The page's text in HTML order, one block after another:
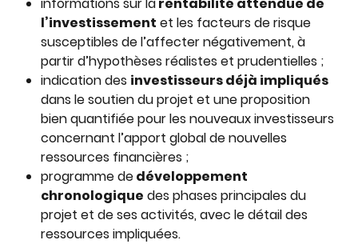
l’investissement et les facteurs de risque
susceptibles de l’affecter négativement, à
partir d’hypothèses réalistes et prudentielles ;
indication des investisseurs déjà impliqués
dans le soutien du projet et une proposition
bien quantifiée pour les nouveaux investisseurs
concernant l’apport global de nouvelles
ressources financières ;
programme de développement
chronologique des phases principales du
projet et de ses activités, avec le détail des
ressources impliquées.